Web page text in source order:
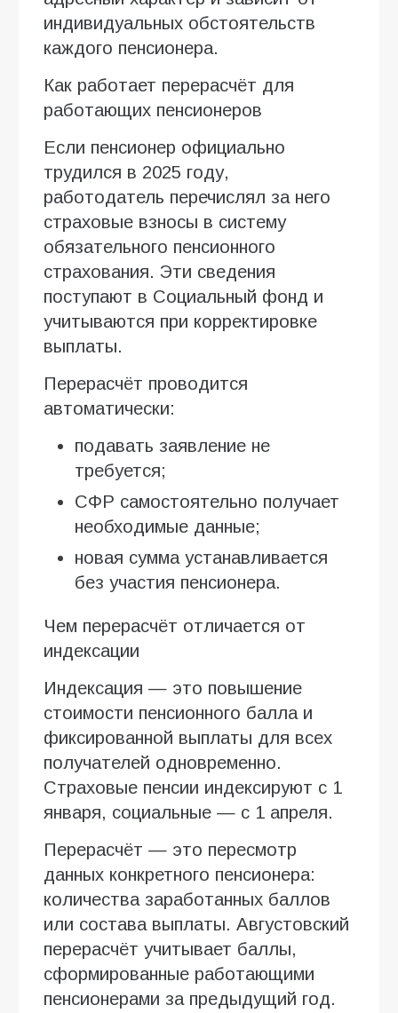
индивидуальных обстоятельств
каждого пенсионера.
Как работает перерасчёт для
работающих пенсионеров
Если пенсионер официально
трудился в 2025 году,
работодатель перечислял за него
страховые взносы в систему
обязательного пенсионного
страхования. Эти сведения
поступают в Социальный фонд и
учитываются при корректировке
выплаты.
Перерасчёт проводится
автоматически:
подавать заявление не
требуется;
СФР самостоятельно получает
необходимые данные;
новая сумма устанавливается
без участия пенсионера.
Чем перерасчёт отличается от
индексации
Индексация — это повышение
стоимости пенсионного балла и
фиксированной выплаты для всех
получателей одновременно.
Страховые пенсии индексируют с 1
января, социальные — с 1 апреля.
Перерасчёт — это пересмотр
данных конкретного пенсионера:
количества заработанных баллов
или состава выплаты. Августовский
перерасчёт учитывает баллы,
сформированные работающими
пенсионерами за предыдущий год.